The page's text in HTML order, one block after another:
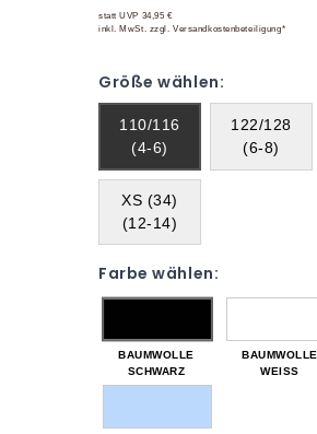
statt UVP 34,95 €
inkl. MwSt. zzgl. Versandkostenbeteiligung*
Größe wählen:
110/116
(4-6)
122/128
(6-8)
XS (34)
(12-14)
Farbe wählen:
BAUMWOLLE
SCHWARZ
BAUMWOLLE
WEISS